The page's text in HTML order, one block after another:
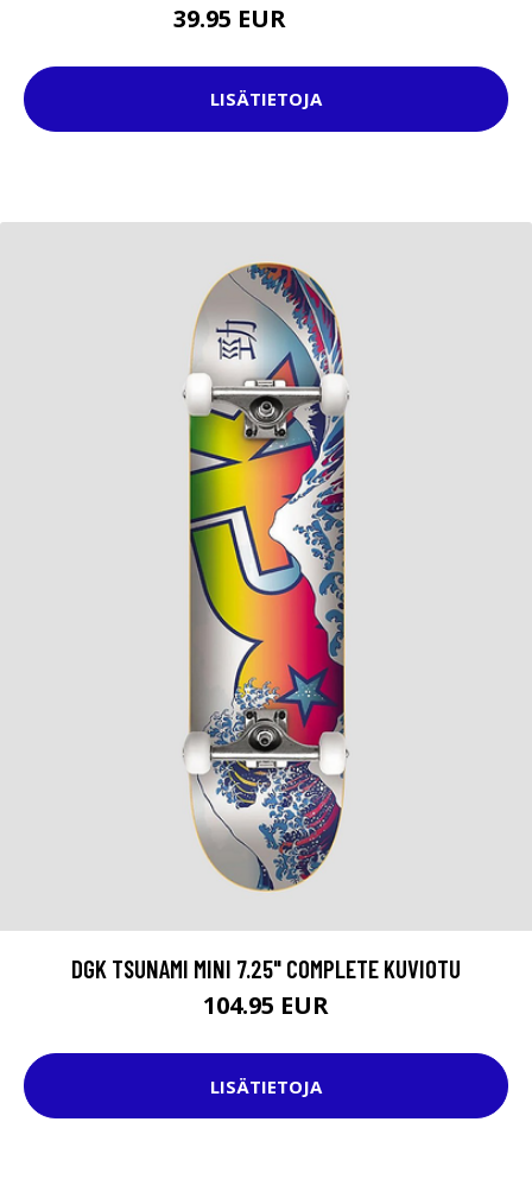
39.95 EUR
LISÄTIETOJA
DGK TSUNAMI MINI 7.25" COMPLETE KUVIOTU
104.95 EUR
LISÄTIETOJA